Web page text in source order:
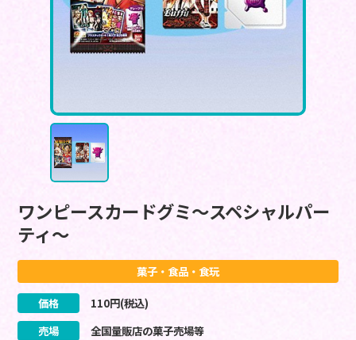
ワンピースカードグミ～スペシャルパー
ティ～
菓子・食品・食玩
価格 110円(税込)
売場
全国量販店の菓子売場等